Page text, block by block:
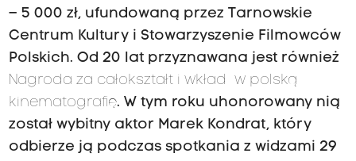
– 5 000 zł, ufundowaną przez Tarnowskie
Centrum Kultury i Stowarzyszenie Filmowców
Polskich. Od 20 lat przyznawana jest również
Nagroda za całokształt i wkład w polską
kinematografię. W tym roku uhonorowany nią
został wybitny aktor Marek Kondrat, który
odbierze ją podczas spotkania z widzami 29